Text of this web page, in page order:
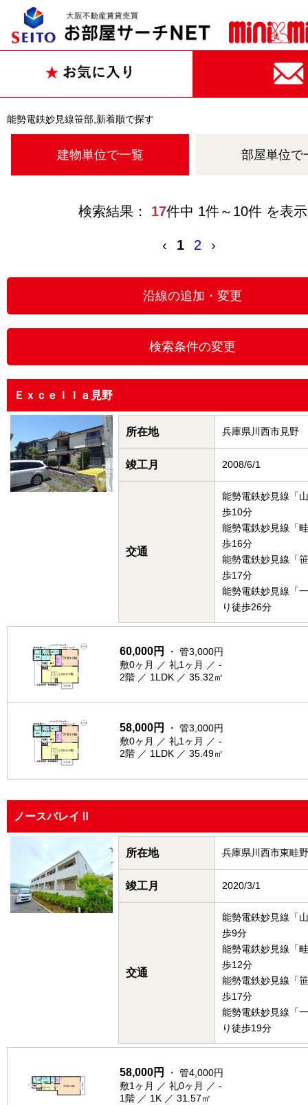
能勢電鉄妙見線笹部,新着順で探す
建物単位で一覧 部屋単位で
検索結果： 17件中 1件～10件 を表示
‹ 1 2 ›
Ｅｘｃｅｌｌａ見野
所在地 兵庫県川西市見野
竣工月 2008/6/1
交通
能勢電鉄妙見線「
歩10分
能勢電鉄妙見線「
歩16分
能勢電鉄妙見線「
歩17分
能勢電鉄妙見線「
り徒歩26分
60,000円
・ 管3,000円
敷0ヶ月 ／ 礼1ヶ月 ／ -
2階 ／ 1LDK ／ 35.32㎡
58,000円
・ 管3,000円
敷0ヶ月 ／ 礼1ヶ月 ／ -
2階 ／ 1LDK ／ 35.49㎡
ノースバレイⅡ
所在地 兵庫県川西市東畦野
竣工月 2020/3/1
交通
能勢電鉄妙見線「
歩9分
能勢電鉄妙見線「
歩12分
能勢電鉄妙見線「
歩17分
能勢電鉄妙見線「
り徒歩19分
58,000円
・ 管4,000円
敷1ヶ月 ／ 礼0ヶ月 ／ -
1階 ／ 1K ／ 31.57㎡